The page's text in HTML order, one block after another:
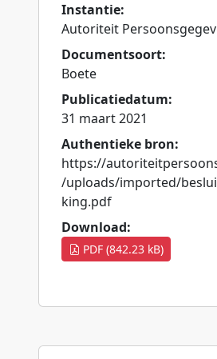
Instantie:
Autoriteit
Documentsoort:
Boete
Publicatiedatum:
31 maart 2021
Authentieke bron:
https://
/uploads/imported/
king.pdf
Download:
PDF (842.23 kB)